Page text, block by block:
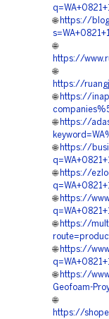
🌐 https://
🌐
https://
🌐
https://
🌐 https://
🌐 https://
🌐 https://
🌐 https://
🌐 https://
🌐 https://
🌐 https://
🌐 https://
Geofoam-
🌐
https://